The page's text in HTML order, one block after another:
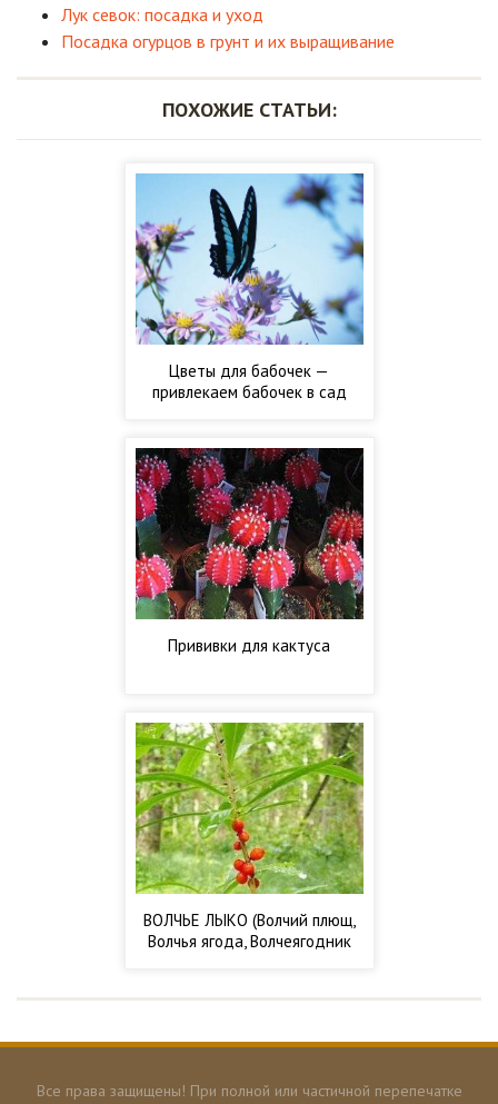
Лук севок: посадка и уход
Посадка огурцов в грунт и их выращивание
ПОХОЖИЕ СТАТЬИ:
Цветы для бабочек —
привлекаем бабочек в сад
Прививки для кактуса
ВОЛЧЬЕ ЛЫКО (Волчий плющ,
Волчья ягода, Волчеягодник
Все права защищены! При полной или частичной перепечатке